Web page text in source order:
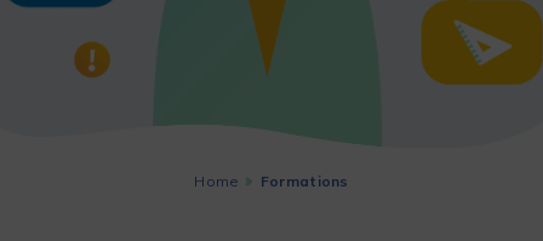
Home Formations